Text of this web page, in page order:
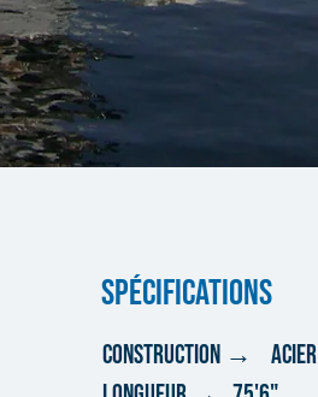
SPÉCIFICATIONS
CONSTRUCTION → acier